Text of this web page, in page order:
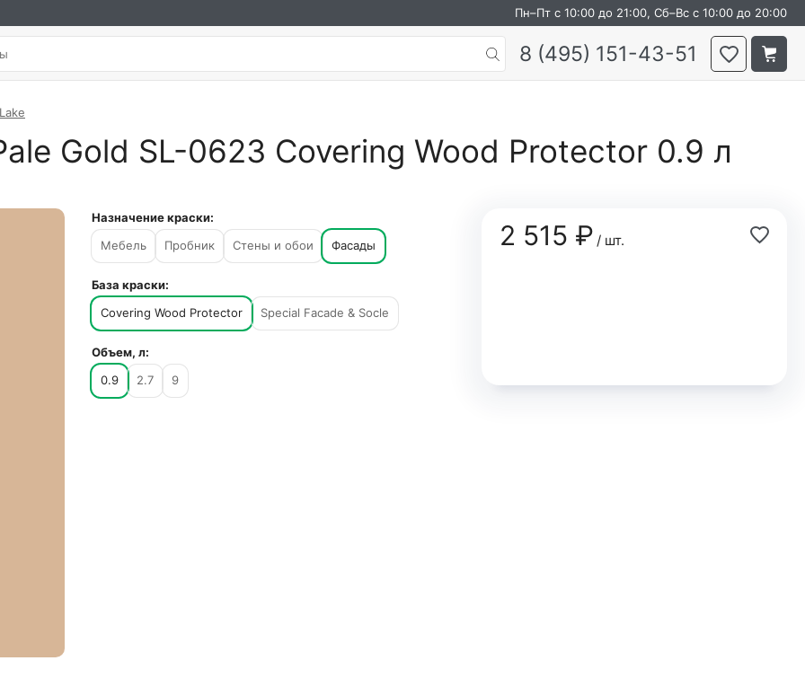
Пн–Пт с 10:00 до 21:00, Сб–Вс с 10:00 до 20:00
8 (495) 151-43-51
Gold SL-0623 Covering Wood Protector 0.9 л
2 515 ₽/ шт.
Назначение краски:
Мебель
Пробник Стены и обои Фасады
База краски:
Covering Wood Protector
Special Facade & Socle
Объем, л:
0.9
2.7 9